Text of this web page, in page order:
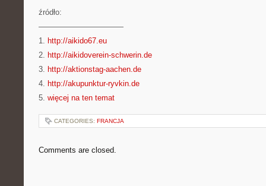
źródło:
———————————
1. http://aikido67.eu
2. http://aikidoverein-schwerin.de
3. http://aktionstag-aachen.de
4. http://akupunktur-ryvkin.de
5. więcej na ten temat
CATEGORIES: FRANCJA
Comments are closed.